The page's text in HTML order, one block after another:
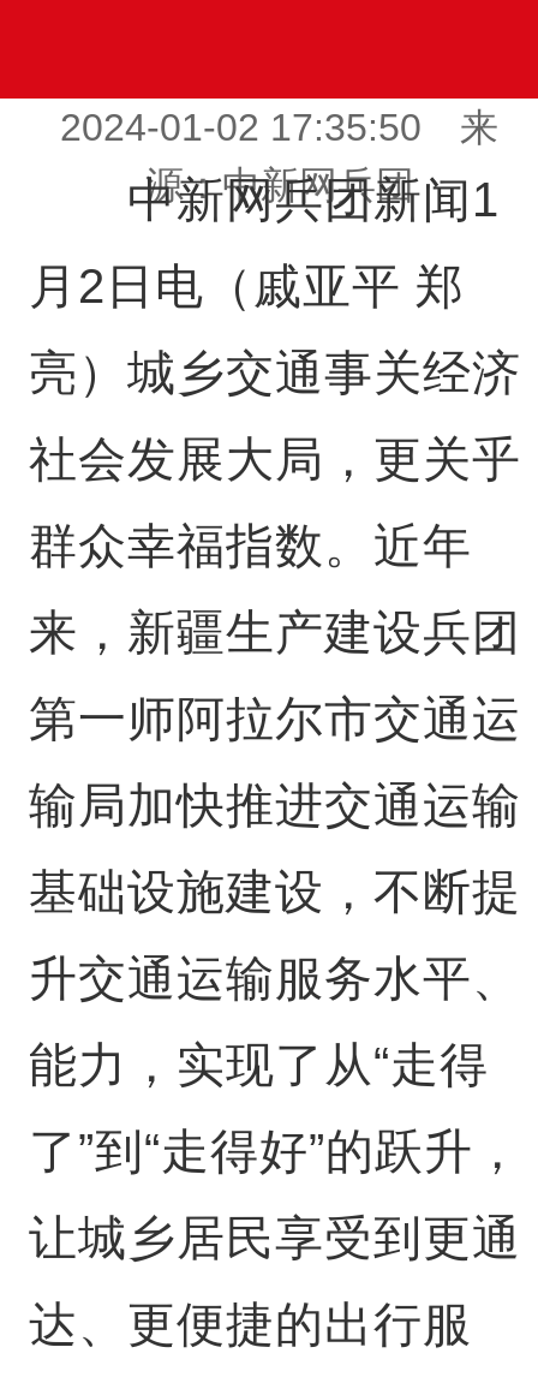
2024-01-02 17:35:50 来
源：中新网兵团
中新网兵团新闻1
月2日电（戚亚平 郑
亮）城乡交通事关经济
社会发展大局，更关乎
群众幸福指数。近年
来，新疆生产建设兵团
第一师阿拉尔市交通运
输局加快推进交通运输
基础设施建设，不断提
升交通运输服务水平、
能力，实现了从“走得
了”到“走得好”的跃升，
让城乡居民享受到更通
达、更便捷的出行服